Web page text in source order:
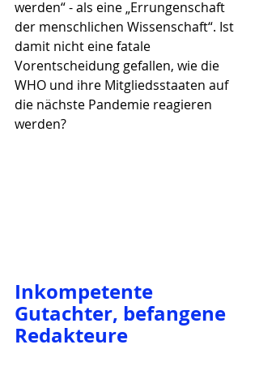
werden“ - als eine „Errungenschaft
der menschlichen Wissenschaft“. Ist
damit nicht eine fatale
Vorentscheidung gefallen, wie die
WHO und ihre Mitgliedsstaaten auf
die nächste Pandemie reagieren
werden?
Inkompetente
Gutachter, befangene
Redakteure